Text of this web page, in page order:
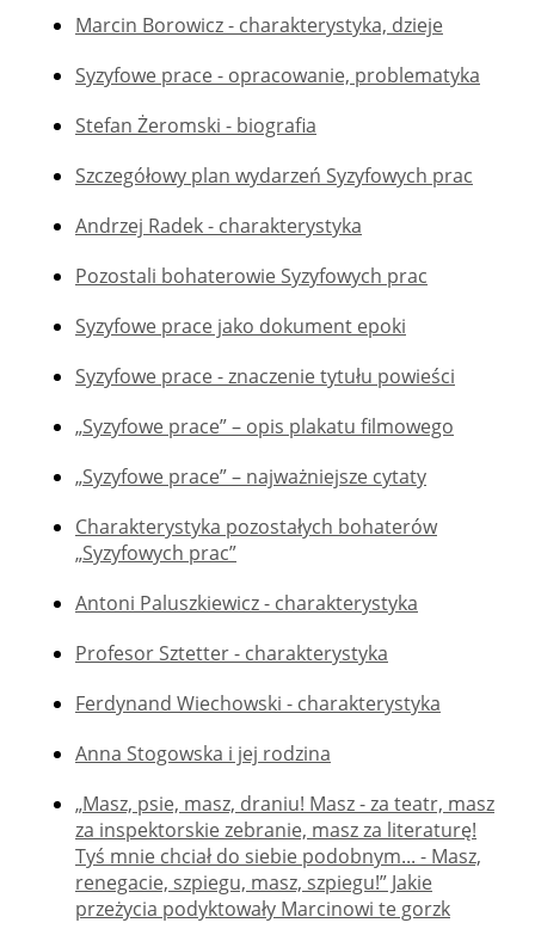
Marcin Borowicz - charakterystyka, dzieje
Syzyfowe prace - opracowanie, problematyka
Stefan Żeromski - biografia
Szczegółowy plan wydarzeń Syzyfowych prac
Andrzej Radek - charakterystyka
Pozostali bohaterowie Syzyfowych prac
Syzyfowe prace jako dokument epoki
Syzyfowe prace - znaczenie tytułu powieści
„Syzyfowe prace” – opis plakatu filmowego
„Syzyfowe prace” – najważniejsze cytaty
Charakterystyka pozostałych bohaterów
„Syzyfowych prac”
Antoni Paluszkiewicz - charakterystyka
Profesor Sztetter - charakterystyka
Ferdynand Wiechowski - charakterystyka
Anna Stogowska i jej rodzina
„Masz, psie, masz, draniu! Masz - za teatr, masz
za inspektorskie zebranie, masz za literaturę!
Tyś mnie chciał do siebie podobnym... - Masz,
renegacie, szpiegu, masz, szpiegu!” Jakie
przeżycia podyktowały Marcinowi te gorzk